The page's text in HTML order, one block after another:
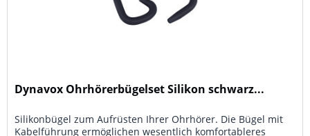
Dynavox Ohrhörerbügelset Silikon schwarz...
Silikonbügel zum Aufrüsten Ihrer Ohrhörer. Die Bügel mit
Kabelführung ermöglichen wesentlich komfortableres